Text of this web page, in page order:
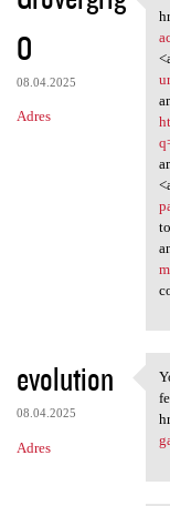
O
08.04.2025
Adres
evolution
08.04.2025
Adres